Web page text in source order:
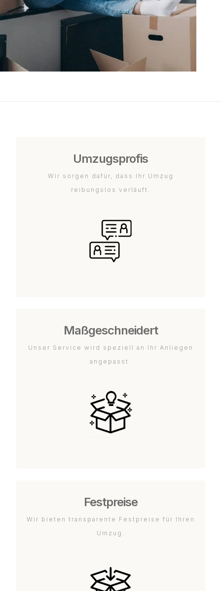
Umzugsprofis
Wir sorgen dafür, dass Ihr Umzug
reibungslos verläuft.
Maßgeschneidert
Unser Service wird speziell an Ihr Anliegen
angepasst.
Festpreise
Wir bieten transparente Festpreise für Ihren
Umzug.